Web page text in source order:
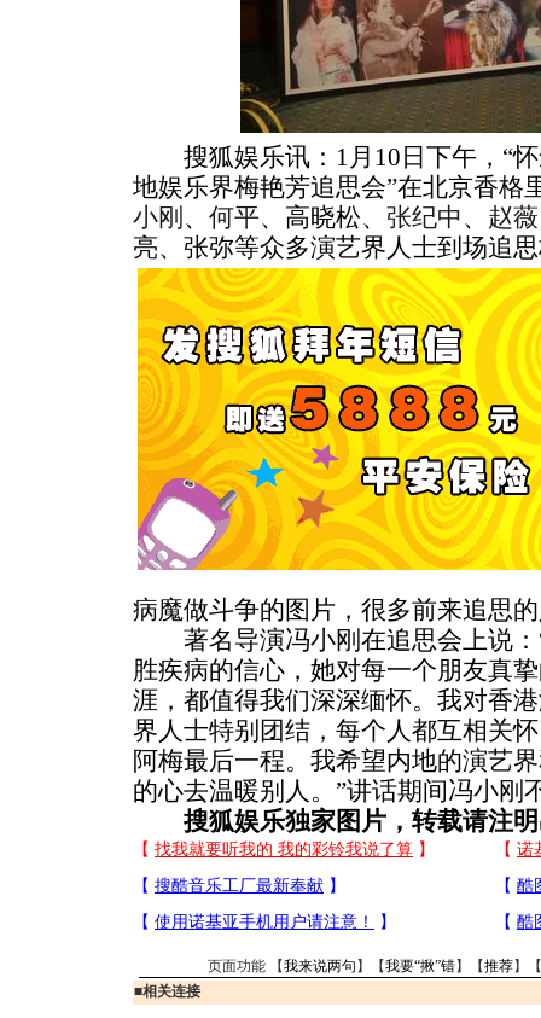
搜狐娱乐讯：1月10日下午，“
地娱乐界梅艳芳追思会”在北京香格
小刚 、 何平、高晓松、 张纪中、 赵薇
亮、张弥等众多演艺界人士到场追
病魔做斗争的图片，很多前来追思
著名导演冯小刚在追思会上说：
胜疾病的信心，她对每一个朋友真
涯，都值得我们深深缅怀。我对香
界人士特别团结，每个人都互相关
阿梅最后一程。我希望内地的演艺
的心去温暖别人。”讲话期间冯小刚
搜狐娱乐独家图片，转载请注明
页面功能 【我来说两句 】【我要“揪”错】【推荐】
■相关连接